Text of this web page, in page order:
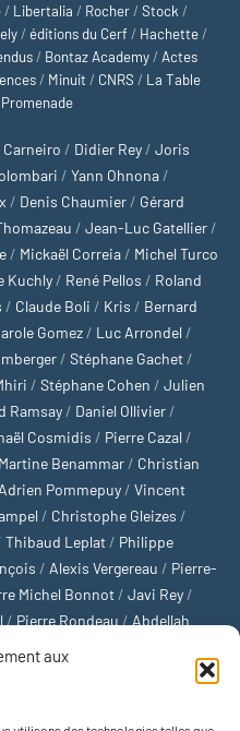
aux
/ Libertalia / Rocher /Stock /
/éditions du Cerf / Hachette /
/ Bontaz Academy / Actes
/ Minuit / CNRS / La Table
/ Didier Rey / Joris
/ Yann Ohnona /
/ Denis Chaumier / Gérard
/ Jean-Luc Gatellier /
/ Mickaël Correia / Michel Turco
Kuchly / René Pellos / Roland
/ Claude Boli / Kris / Bernard
Gomez / Luc Arrondel /
/ Stéphane Gachet /
/ Stéphane Cohen / Julien
Ramsay / Daniel Ollivier /
Cosmidis / Pierre Cazal /
Martine Benammar / Christian
Adrien Pommepuy / Vincent
/ Christophe Gleizes /
Thibaud Leplat / Philippe
/ Alexis Vergereau / Pierre-
Michel Bonnot / Javi Rey /
/ Pierre Rondeau / Abdellah